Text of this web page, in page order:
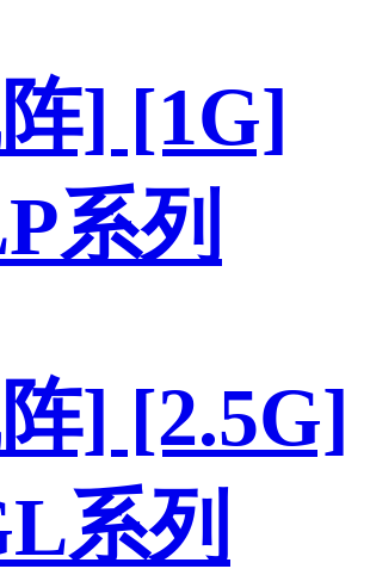
] [1G]
系列
] [2.5G]
系列